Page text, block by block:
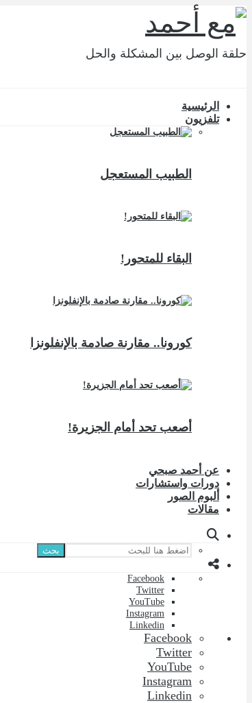
حلقة الوصل بين المشكلة والحل
الرئيسية
تلفزيون
الطبيب المستعجل
البقاء للمتحور!
كورونا.. مقارنة صادمة بالإنفلونزا
أصعب تحد أمام الجزيرة!
عن أحمد صبحي
دورات واستشارات
ألبوم الصور
مقالات
بحث
Facebook
Twitter
YouTube
Instagram
Linkedin
Facebook
Twitter
YouTube
Instagram
Linkedin